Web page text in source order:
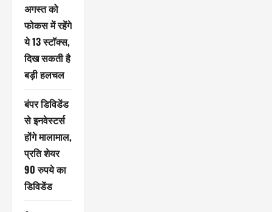
अगस्त को
फोकस में रहेंगे
ये 13 स्टॉक्स,
दिख सकती है
बड़ी हलचल
बंपर डिविडेंड
से इनवेस्टर्स
होंगे मालामाल,
प्रति शेयर
90 रुपये का
डिविडेंड